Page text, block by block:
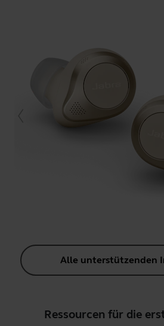
Alle unterstützenden
Ressourcen für die